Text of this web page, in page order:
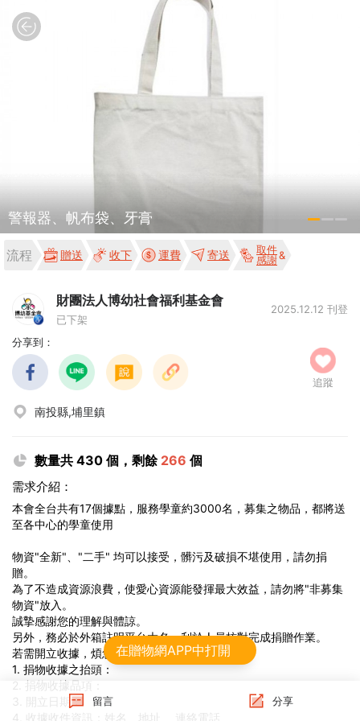
警報器、帆布袋、牙膏
流程 贈送 收下 運費 寄送
取件
感謝
財團法人博幼社會福利基金會
已下架
2025.12.12 刊登
分享到：
追蹤
南投縣,埔里鎮
數量共 430 個，剩餘 266 個
需求介紹：
本會全台共有17個據點，服務學童約3000名，募集之物品，都將送
至各中心的學童使用
物資"全新"、"二手" 均可以接受，髒污及破損不堪使用，請勿捐
贈。
為了不造成資源浪費，使愛心資源能發揮最大效益，請勿將"非募集
物資"放入。
誠摯感謝您的理解與體諒。
另外，務必於外箱註明平台大名，利於人員核對完成捐贈作業。
若需開立收據，煩您請提供以下資料：
1. 捐物收據之抬頭：
2. 捐物收據品項：
3. 開立日期：
4. 收據收件資訊：姓名、地址、 連絡電話
留言 分享
在贈物網APP中打開